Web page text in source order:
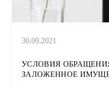
30.09.2021
УСЛОВИЯ
ЗАЛОЖЕННОЕ